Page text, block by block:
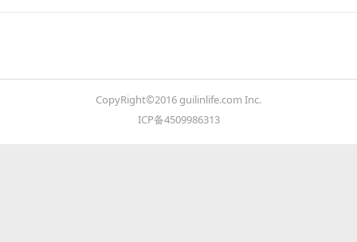
CopyRight©2016 guilinlife.com Inc.
ICP备4509986313